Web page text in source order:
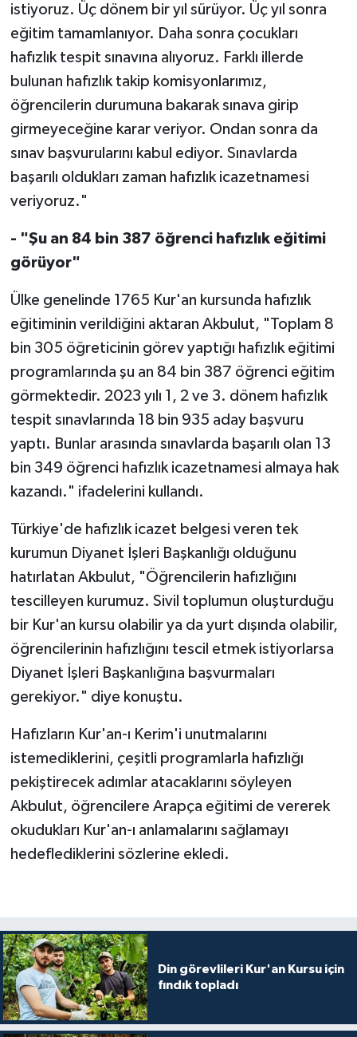
istiyoruz. Üç dönem bir yıl sürüyor. Üç yıl sonra
eğitim tamamlanıyor. Daha sonra çocukları
hafızlık tespit sınavına alıyoruz. Farklı illerde
bulunan hafızlık takip komisyonlarımız,
öğrencilerin durumuna bakarak sınava girip
girmeyeceğine karar veriyor. Ondan sonra da
sınav başvurularını kabul ediyor. Sınavlarda
başarılı oldukları zaman hafızlık icazetnamesi
veriyoruz."
- "Şu an 84 bin 387 öğrenci hafızlık eğitimi
görüyor"
Ülke genelinde 1765 Kur'an kursunda hafızlık
eğitiminin verildiğini aktaran Akbulut, "Toplam 8
bin 305 öğreticinin görev yaptığı hafızlık eğitimi
programlarında şu an 84 bin 387 öğrenci eğitim
görmektedir. 2023 yılı 1, 2 ve 3. dönem hafızlık
tespit sınavlarında 18 bin 935 aday başvuru
yaptı. Bunlar arasında sınavlarda başarılı olan 13
bin 349 öğrenci hafızlık icazetnamesi almaya hak
kazandı." ifadelerini kullandı.
Türkiye'de hafızlık icazet belgesi veren tek
kurumun Diyanet İşleri Başkanlığı olduğunu
hatırlatan Akbulut, "Öğrencilerin hafızlığını
tescilleyen kurumuz. Sivil toplumun oluşturduğu
bir Kur'an kursu olabilir ya da yurt dışında olabilir,
öğrencilerinin hafızlığını tescil etmek istiyorlarsa
Diyanet İşleri Başkanlığına başvurmaları
gerekiyor." diye konuştu.
Hafızların Kur'an-ı Kerim'i unutmalarını
istemediklerini, çeşitli programlarla hafızlığı
pekiştirecek adımlar atacaklarını söyleyen
Akbulut, öğrencilere Arapça eğitimi de vererek
okudukları Kur'an-ı anlamalarını sağlamayı
hedeflediklerini sözlerine ekledi.
Din görevlileri Kur'an Kursu için
fındık topladı
Düzce Müftülüğü
Edirne Müftülüğü
Elazığ Müftülüğü
Erzincan Müftülüğü
Erzurum Müftülüğü
Gaziantep Müftülüğü
Giresun Müftülüğü
Gümüşhane Müftülüğü
Hakkari Müftülüğü
Hatay Müftülüğü
Isparta Müftülüğü
İstanbul Müftülüğü
İzmir Müftülüğü
Kahramanmaraş Müftülüğü
Karabük Müftülüğü
Karaman Müftülüğü
Kars Müftülüğü
Kastamonu Müftülüğü
Kayseri Müftülüğü
Kırklareli Müftülüğü
Kırşehir Müftülüğü
Kocaeli Müftülüğü
YAŞAM